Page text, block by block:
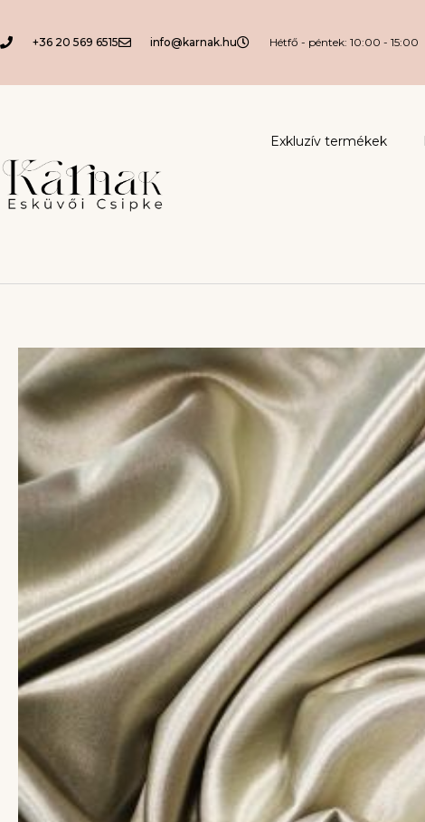
+36 20 569 6515 info@karnak.hu Hétfő - péntek: 10:00 - 15:00
Exkluzív termékek